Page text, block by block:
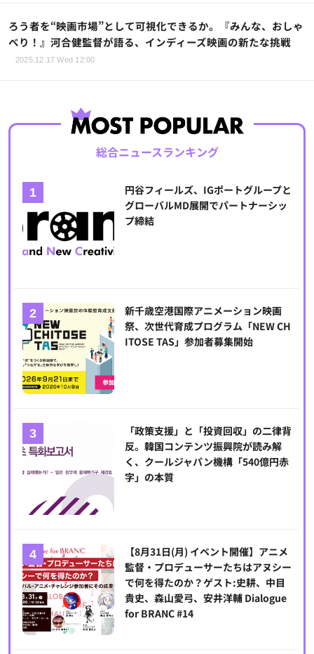
ろう者を“映画市場”として可視化できるか。『みんな、おしゃ
べり！』河合健監督が語る、インディーズ映画の新たな挑戦
2025.12.17 Wed 12:00
総合ニュースランキング
円谷フィールズ、IGポートグループと
グローバルMD展開でパートナーシッ
プ締結
新千歳空港国際アニメーション映画
祭、次世代育成プログラム「NEW CH
ITOSE TAS」参加者募集開始
「政策支援」と「投資回収」の二律背
反。韓国コンテンツ振興院が読み解
く、クールジャパン機構「540億円赤
字」の本質
【8月31日(月) イベント開催】アニメ
監督・プロデューサーたちはアヌシー
で何を得たのか？ゲスト:史耕、中目
貴史、森山愛弓、安井洋輔 Dialogue
for BRANC #14